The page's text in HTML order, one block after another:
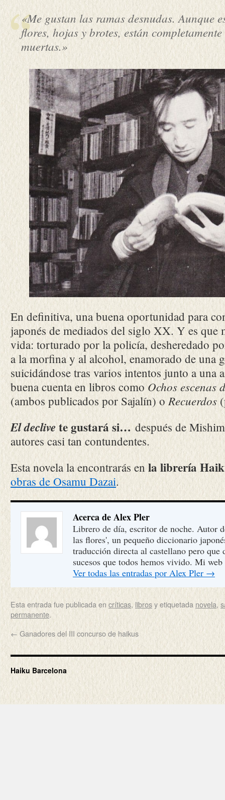
«Me gustan las ramas desnudas. Aunque
flores, hojas y brotes, están
muertas.»
En definitiva, una buena oportunidad para
japonés de mediados del siglo XX. Y es que
vida: torturado por la policía, desheredado
a la morfina y al alcohol, enamorado de una
suicidándose tras varios intentos junto a una
buena cuenta en libros comoOchos escenas
(ambos publicados por Sajalín) oRecuerdos
El declivete gustará si… después de
autores casi tan contundentes.
Esta novela la encontrarás en la librería
obras de Osamu Dazai.
Acerca de Alex Pler
Librero de día, escritor de noche. Autor
las flores', un pequeño diccionario
traducción directa al castellano pero que
sucesos que todos hemos vivido. Mi
Ver todas las entradas por Alex Pler →
Esta entrada fue publicada en críticas, librosy etiquetada novela,
permanente.
← Ganadores del III concurso de haikus
Haiku Barcelona